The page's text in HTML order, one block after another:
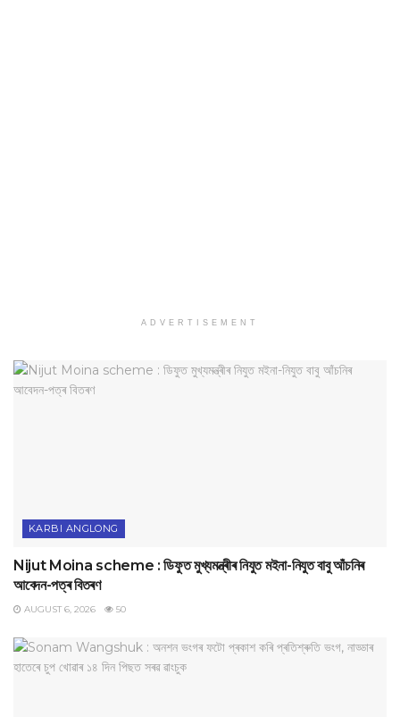
ADVERTISEMENT
KARBI ANGLONG
Nijut Moina scheme : ডিফুত মুখ্যমন্ত্ৰীৰ নিযুত মইনা-নিযুত বাবু আঁচনিৰ
আবেদন-পত্ৰ বিতৰণ
AUGUST 6, 2026 50